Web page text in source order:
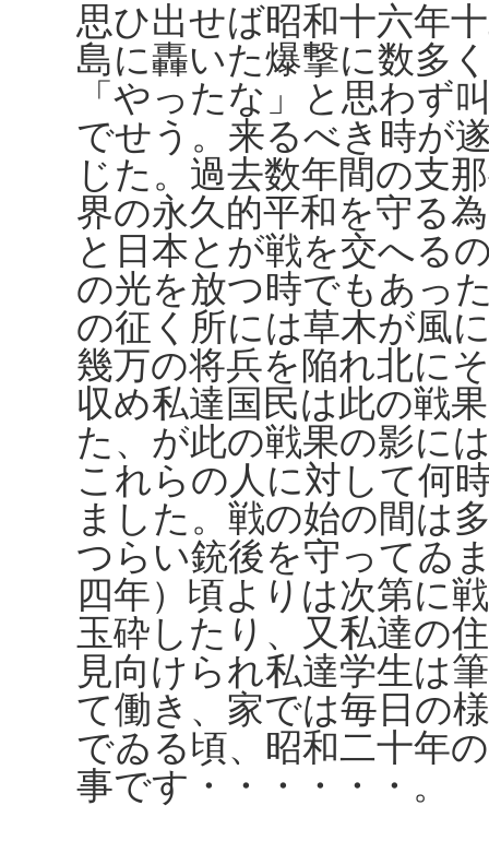
思ひ出せば昭和十六年
島に轟いた爆撃に数多
「やったな」と思わず
でせう。来るべき時が
じた。過去数年間の支
界の永久的平和を守る
と日本とが戦を交へる
の光を放つ時でもあっ
の征く所には草木が風
幾万の将兵を陥れ北に
収め私達国民は此の戦
た、が此の戦果の影に
これらの人に対して何
ました。戦の始の間は
つらい銃後を守ってゐ
四年）頃よりは次第に
玉砕したり、又私達の
見向けられ私達学生は
て働き、家では毎日の
でゐる頃、昭和二十年
事です・・・・・・。